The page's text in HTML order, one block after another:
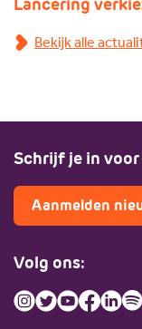
Bekijk alle
Schrijf je in
Aanmelden
Volg ons: